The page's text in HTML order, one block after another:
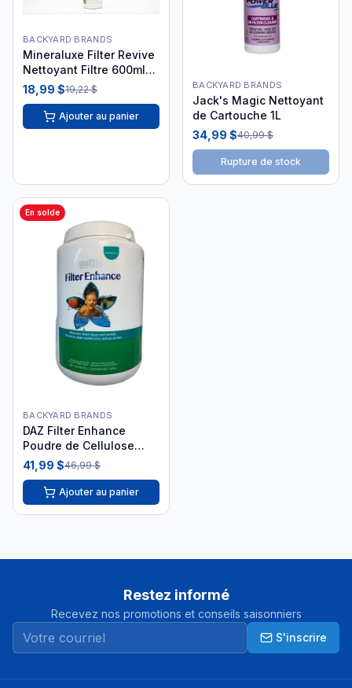
BACKYARD BRANDS
Mineraluxe Filter Revive
Nettoyant Filtre 600ml
DML09536
18,99 $19,22 $
Ajouter au panier
BACKYARD BRANDS
Jack's Magic Nettoyant
de Cartouche 1L
34,99 $40,99 $
Rupture de stock
En solde
BACKYARD BRANDS
DAZ Filter Enhance
Poudre de Cellulose
600g - DAZ05019
41,99 $46,99 $
Ajouter au panier
Restez informé
Recevez nos promotions et conseils saisonniers
S'inscrire